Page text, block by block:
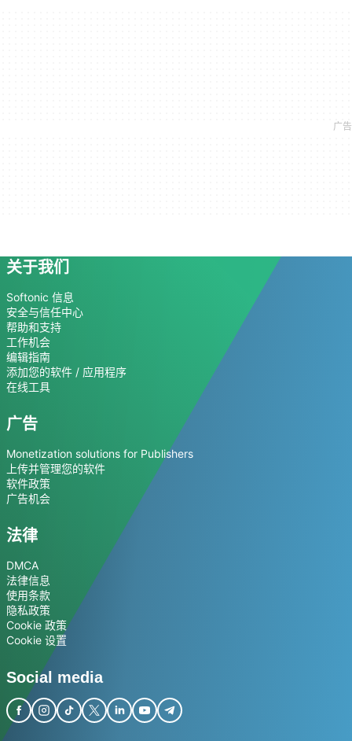
关于我们
Softonic 信息
安全与信任中心
帮助和支持
工作机会
编辑指南
添加您的软件 / 应用程序
在线工具
广告
Monetization solutions for Publishers
上传并管理您的软件
软件政策
广告机会
法律
DMCA
法律信息
使用条款
隐私政策
Cookie 政策
Cookie 设置
Social media